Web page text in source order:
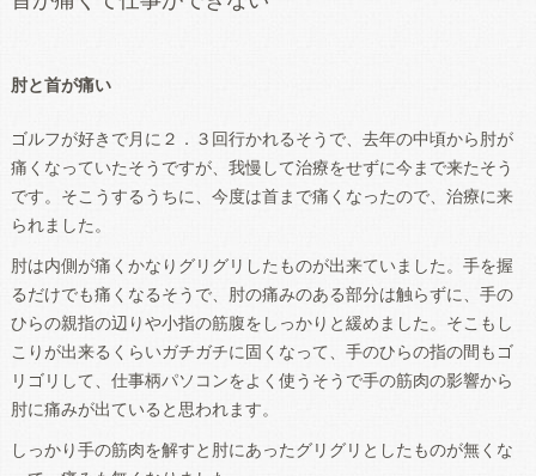
肘と首が痛い
ゴルフが好きで月に２．３回行かれるそうで、去年の中頃から肘が
痛くなっていたそうですが、我慢して治療をせずに今まで来たそう
です。そこうするうちに、今度は首まで痛くなったので、治療に来
られました。
肘は内側が痛くかなりグリグリしたものが出来ていました。手を握
るだけでも痛くなるそうで、肘の痛みのある部分は触らずに、手の
ひらの親指の辺りや小指の筋腹をしっかりと緩めました。そこもし
こりが出来るくらいガチガチに固くなって、手のひらの指の間もゴ
リゴリして、仕事柄パソコンをよく使うそうで手の筋肉の影響から
肘に痛みが出ていると思われます。
しっかり手の筋肉を解すと肘にあったグリグリとしたものが無くな